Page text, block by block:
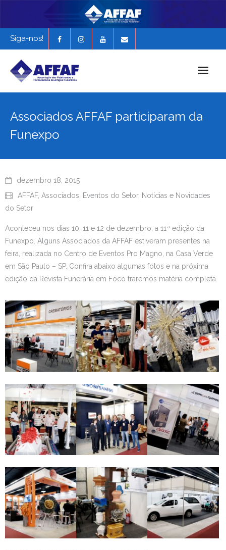
Siga-nos!
EXPONAF 2027
Associados AFFAF participaram da
Funexpo
dezembro 18, 2015
AFFAF, Associados Eventos do Setor, Notícias e Novidades
do Setor
Aconteceu nos dias 10, 11 e 12 de dezembro, a 11ª edição da
Funexpo. Alguns Associados da AFFAF estiveram presentes na
feira, realizada no Centro de Eventos Pro Magno, na Casa Verde
em São Paulo – SP. Confira abaixo algumas fotos e na próxima
edição da Revista Funerária em Foco traremos matéria completa.